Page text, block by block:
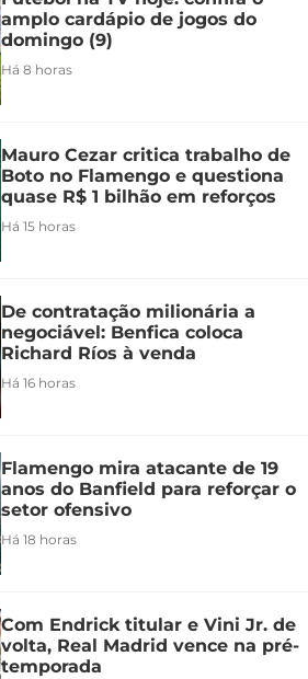
amplo cardápio de jogos do
domingo (9)
Há 8 horas
Mauro Cezar critica trabalho de
Boto no Flamengo e questiona
quase R$ 1 bilhão em reforços
Há 15 horas
De contratação milionária a
negociável: Benfica coloca
Richard Ríos à venda
Há 16 horas
Flamengo mira atacante de 19
anos do Banfield para reforçar o
setor ofensivo
Há 18 horas
Com Endrick titular e Vini Jr. de
volta, Real Madrid vence na pré-
temporada